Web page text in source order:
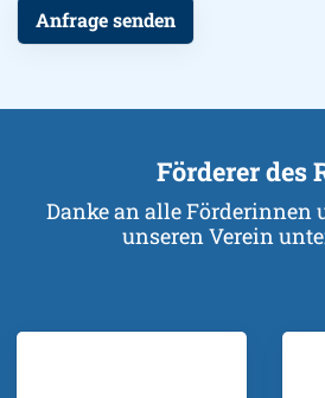
Förderer des
Danke an alle Förderinnen
unseren Verein